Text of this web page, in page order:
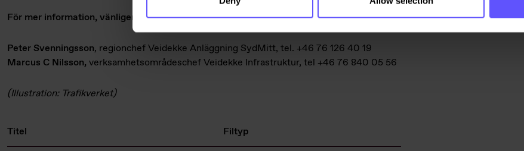
För mer information, vänligen kontakta:
Peter Svenningsson, regionchef Veidekke Anläggning SydMitt, tel. +46 76 126 40 19
Marcus C Nilsson, verksamhetsområdeschef Veidekke Infrastruktur, tel +46 76 840 05 56
(Illustration: Trafikverket)
Titel Filtyp